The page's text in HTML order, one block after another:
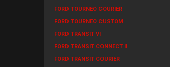
FORD TOURNEO COURIER
FORD TOURNEO CUSTOM
FORD TRANSIT VI
FORD TRANSIT CONNECT II
FORD TRANSIT COURIER